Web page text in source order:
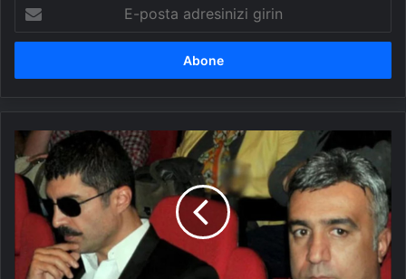
posta
adresinizi
Özcan
Deniz,
ağabeyine
seslendi:
"Akıl
tutulması
yaşıyorsun"